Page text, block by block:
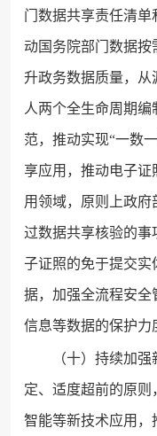
门数据共享责任清
动国务院部门数据按
升政务数据质量，从
人两个全生命周期编
范，推动实现“一数
享应用，推动电子证
用领域，原则上政
过数据共享核验的事
子证照的免于提交实
据，加强全流程安全
信息等数据的保护力
（十）持续加
定、适度超前的原
智能等新技术应用，